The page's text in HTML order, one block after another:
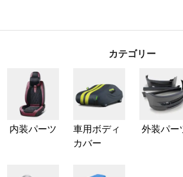
カテゴリー
内装パーツ
車用ボディ
カバー
外装パー